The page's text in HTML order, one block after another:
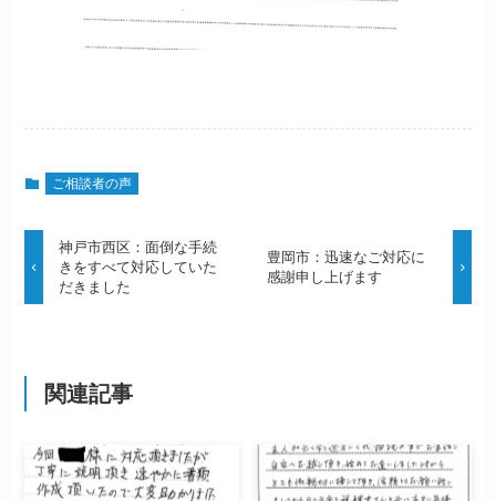
ご相談者の声
神戸市西区：面倒な手続
きをすべて対応していた
だきました
豊岡市：迅速なご対応に
感謝申し上げます
関連記事